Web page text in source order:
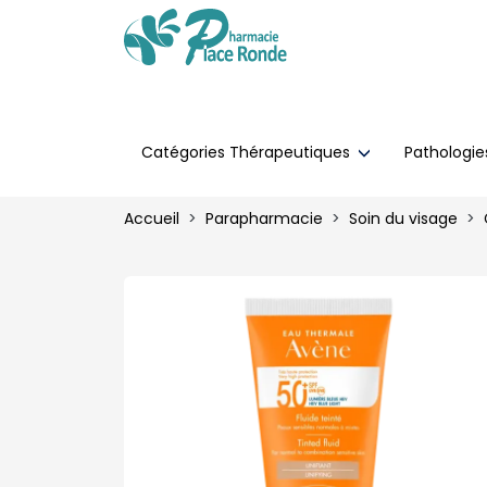
Catégories Thérapeutiques
Accueil Parapharmacie Soin du visage